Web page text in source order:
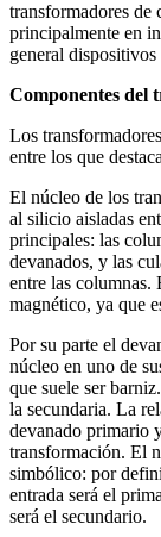
transformadores de
principalmente en
general
Componentes del
Los
entre los que
El núcleo de los
al silicio aisladas
principales: las
devanados, y las
entre las
magnético, ya que
Por su parte el
núcleo en uno de
que suele ser
la secundaria. La
devanado primario
transformación. El
simbólico: por
entrada será el
será el secundario.